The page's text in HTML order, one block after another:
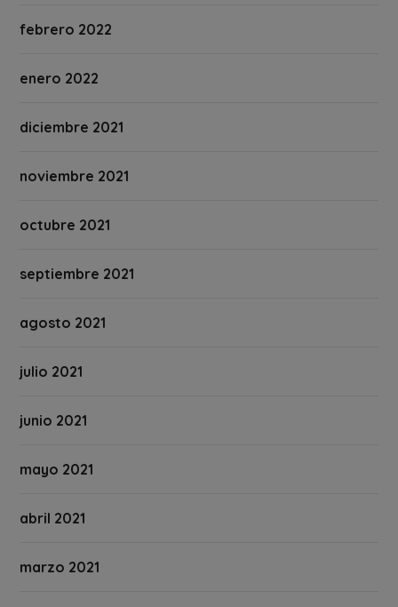
febrero 2022
enero 2022
diciembre 2021
noviembre 2021
octubre 2021
septiembre 2021
agosto 2021
julio 2021
junio 2021
mayo 2021
abril 2021
marzo 2021